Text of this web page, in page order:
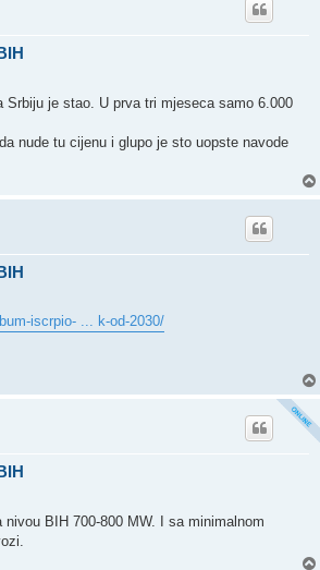
Srbiju je stao. U prva tri mjeseca samo 6.000
nude tu cijenu i glupo je sto uopste navode
iscrpio- ... k-od-2030/
nivou BIH 700-800 MW. I sa minimalnom